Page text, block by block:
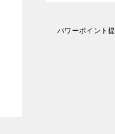
パワーポイント